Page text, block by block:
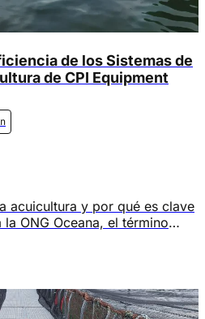
de los Sistemas de
de CPI Equipment
acuicultura y por qué es clave
ONG Oceana, el término
hacia la superficie,
en comparación con las